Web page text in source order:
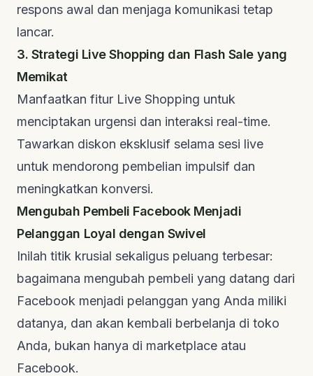
respons awal dan menjaga komunikasi tetap
lancar.
3. Strategi Live Shopping dan Flash Sale yang
Memikat
Manfaatkan fitur Live Shopping untuk
menciptakan urgensi dan interaksi real-time.
Tawarkan diskon eksklusif selama sesi live
untuk mendorong pembelian impulsif dan
meningkatkan konversi.
Mengubah Pembeli Facebook Menjadi
Pelanggan Loyal dengan Swivel
Inilah titik krusial sekaligus peluang terbesar:
bagaimana mengubah pembeli yang datang dari
Facebook menjadi pelanggan yang Anda miliki
datanya, dan akan kembali berbelanja di toko
Anda, bukan hanya di marketplace atau
Facebook.